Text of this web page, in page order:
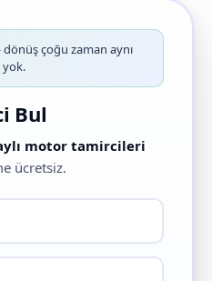
çoğu zaman aynı
Bul
motor tamircileri
ücretsiz.